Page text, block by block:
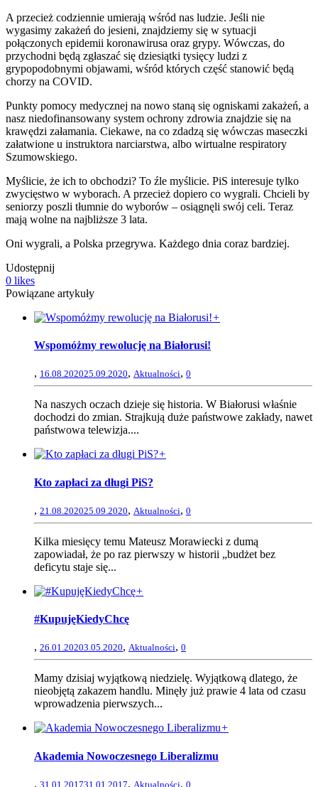
A przecież codziennie umierają wśród nas ludzie. Jeśli nie
wygasimy zakażeń do jesieni, znajdziemy się w sytuacji
połączonych epidemii koronawirusa oraz grypy. Wówczas, do
przychodni będą zgłaszać się dziesiątki tysięcy ludzi z
grypopodobnymi objawami, wśród których część stanowić będą
chorzy na COVID.
Punkty pomocy medycznej na nowo staną się ogniskami zakażeń, a
nasz niedofinansowany system ochrony zdrowia znajdzie się na
krawędzi załamania. Ciekawe, na co zdadzą się wówczas maseczki
załatwione u instruktora narciarstwa, albo wirtualne respiratory
Szumowskiego.
Myślicie, że ich to obchodzi? To źle myślicie. PiS interesuje tylko
zwycięstwo w wyborach. A przecież dopiero co wygrali. Chcieli by
seniorzy poszli tłumnie do wyborów – osiągnęli swój celi. Teraz
mają wolne na najbliższe 3 lata.
Oni wygrali, a Polska przegrywa. Każdego dnia coraz bardziej.
Udostępnij
0 likes
Powiązane artykuły
+
Wspomóżmy rewolucję na Białorusi!
, 16.08.202025.09.2020, Aktualności, 0
Na naszych oczach dzieje się historia. W Białorusi właśnie
dochodzi do zmian. Strajkują duże państwowe zakłady, nawet
państwowa telewizja....
+
Kto zapłaci za długi PiS?
, 21.08.202025.09.2020, Aktualności, 0
Kilka miesięcy temu Mateusz Morawiecki z dumą
zapowiadał, że po raz pierwszy w historii „budżet bez
deficytu staje się...
+
#KupujęKiedyChcę
, 26.01.20203.05.2020, Aktualności, 0
Mamy dzisiaj wyjątkową niedzielę. Wyjątkową dlatego, że
nieobjętą zakazem handlu. Minęły już prawie 4 lata od czasu
wprowadzenia pierwszych...
+
Akademia Nowoczesnego Liberalizmu
, 31.01.201731.01.2017, Aktualności, 0